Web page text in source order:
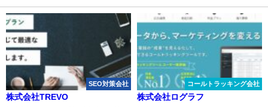
SEO対策会社
株式会社TREVO
コールトラッキング会社
株式会社ログラフ